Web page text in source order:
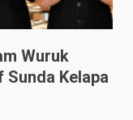
Wuruk
Kelapa